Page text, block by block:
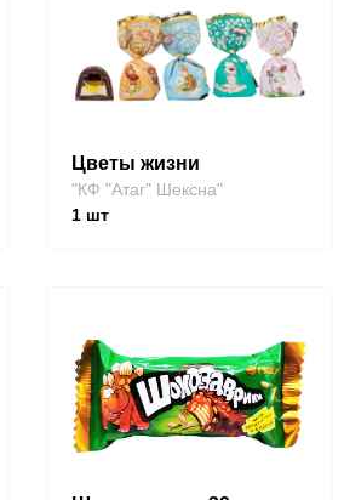
Цветы жизни
"КФ "Атаг" Шексна"
1шт